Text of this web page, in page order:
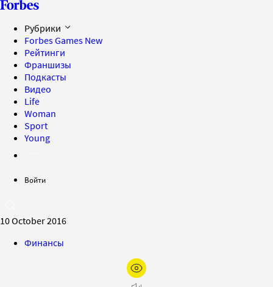
Рубрики
Forbes Games New
Рейтинги
Франшизы
Подкасты
Видео
Life
Woman
Sport
Young
Войти
10 October 2016
Финансы